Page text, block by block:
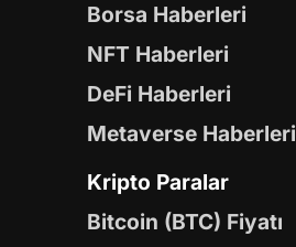
Borsa Haberleri
NFT Haberleri
DeFi Haberleri
Metaverse Haberleri
Kripto Paralar
Bitcoin (BTC) Fiyatı